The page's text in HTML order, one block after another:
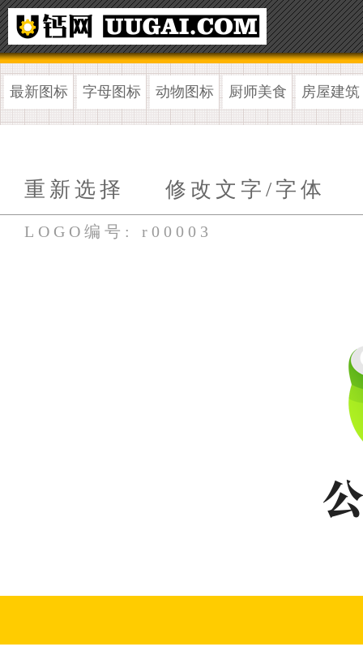
最新图标 字母图标 动物图标 厨师美食 房屋建筑
重新选择 修改文字/字体
LOGO编号: r00003